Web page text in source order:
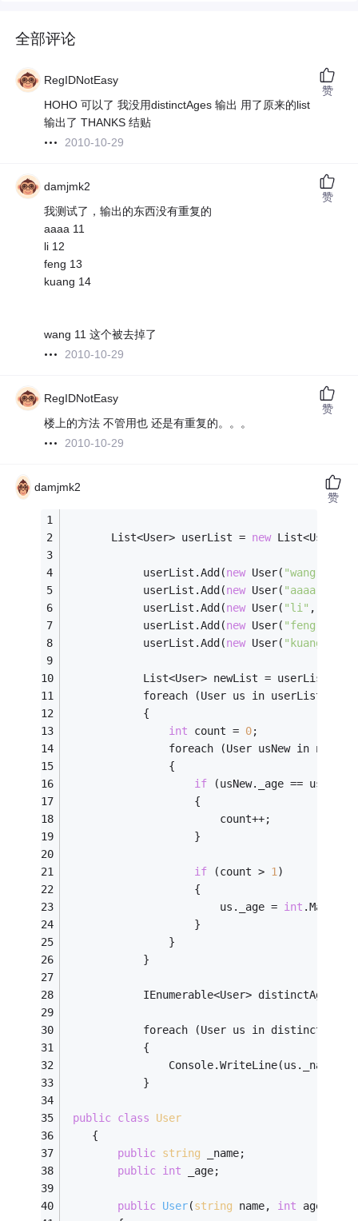
全部评论
RegIDNotEasy
HOHO 可以了 我没用distinctAges 输出 用了原来的list
输出了 THANKS 结贴
2010-10-29
赞
damjmk2
我测试了，输出的东西没有重复的
aaaa 11
li 12
feng 13
kuang 14
wang 11 这个被去掉了
2010-10-29
赞
RegIDNotEasy
楼上的方法 不管用也 还是有重复的。。。
2010-10-29
赞
damjmk2
       List<User> userList =
new
            userList.Add(
new User( "wang"
            userList.Add(
new User( "aaaa"
            userList.Add(
new User( "li" ,
            userList.Add(
new User( "feng"
            userList.Add(
new User( "kuang"
            List<User> newList = userList;
            foreach (User us in userList)
            {
int count = 0;
foreach (User usNew in
                {
if (usNew._age ==
                    {
                        count++;
                    }
if (count > 1)
                    {
                        us._age =
int
                    }
                }
            }
IEnumerable<User> distinctAges
            foreach (User us in distinctAges)
            {
                Console.WriteLine(us._name +
            }
public class
User
    {
public string _name;
public int _age;
public User(string name, int age)
赞